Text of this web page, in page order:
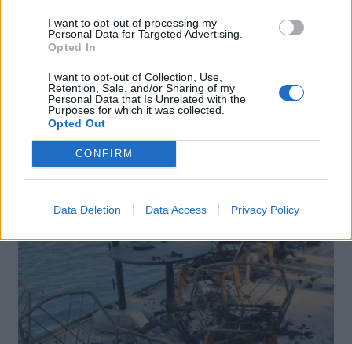
I want to opt-out of processing my
Personal Data for Targeted Advertising.
Opted In
I want to opt-out of Collection, Use,
Retention, Sale, and/or Sharing of my
Personal Data that Is Unrelated with the
Purposes for which it was collected.
Opted Out
CONFIRM
Data Deletion Data Access Privacy Policy